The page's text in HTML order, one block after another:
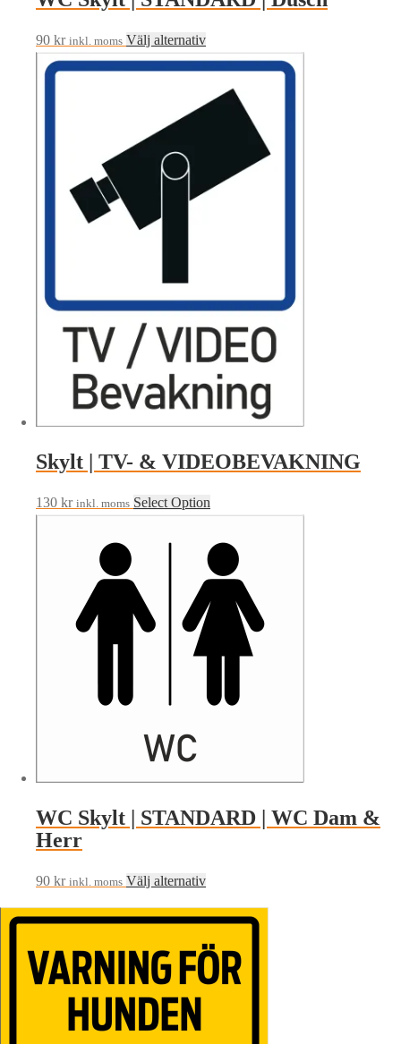
90 kr inkl. moms Välj alternativDen
här
har
olika
produktsidan
Skylt | TV- & VIDEOBEVAKNING
130 kr inkl. moms Select Option
WC Skylt | STANDARD | WC Dam &
Herr
90 kr inkl. moms Välj alternativDen
produkten
har
flera